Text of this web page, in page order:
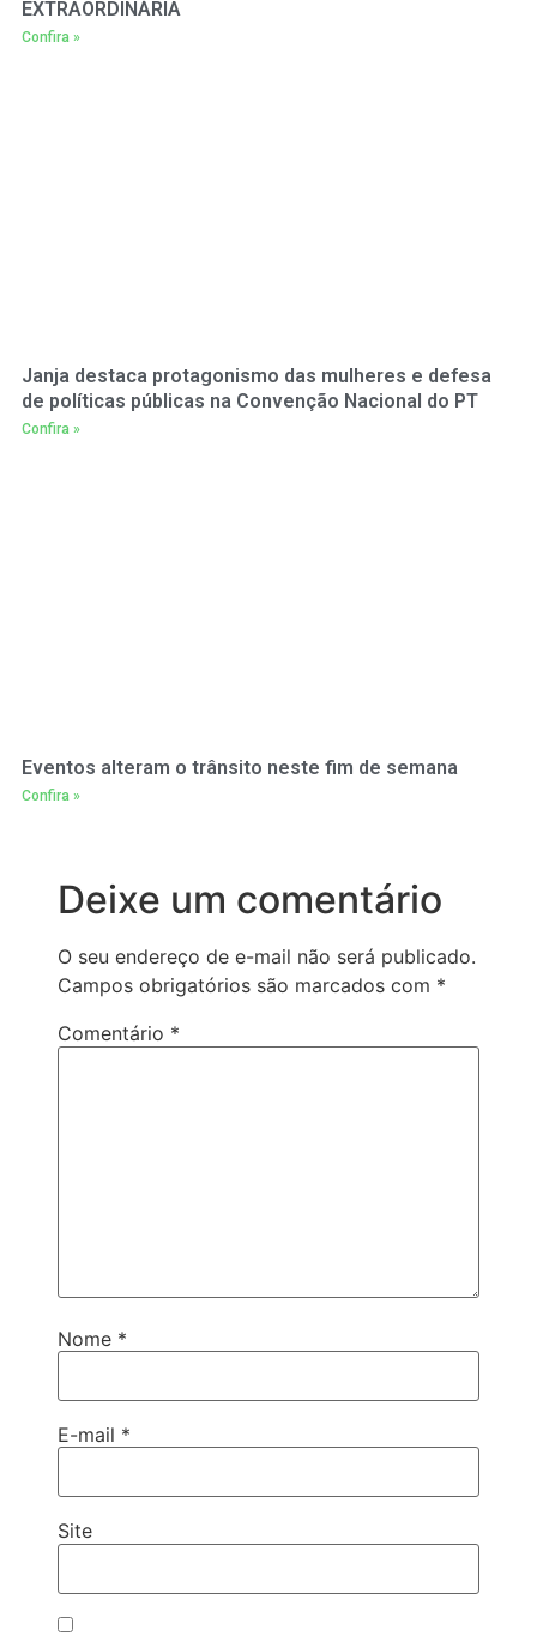
EXTRAORDINÁRIA
Confira »
Janja destaca protagonismo das mulheres e defesa
de políticas públicas na Convenção Nacional do PT
Confira »
Eventos alteram o trânsito neste fim de semana
Confira »
Deixe um comentário
O seu endereço de e-mail não será publicado.
Campos obrigatórios são marcados com *
Comentário *
Nome *
E-mail *
Site